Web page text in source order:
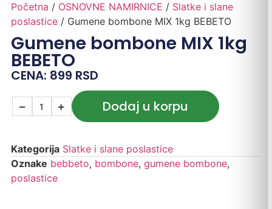
Početna / OSNOVNE NAMIRNICE / Slatke i slane
poslastice/ Gumene bombone MIX 1kg BEBETO
Gumene bombone MIX 1kg
BEBETO
CENA: 899 RSD
− + Dodaj u korpu
Kategorija Slatke i slane poslastice
Oznake bebbeto, bombone, gumene bombone,
poslastice